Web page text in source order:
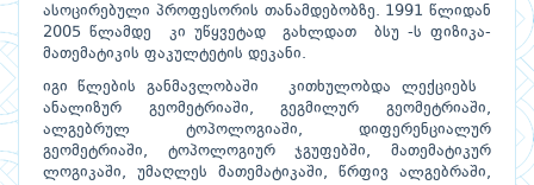
ასოცირებული პროფესორის თანამდებობზე. 1991 წლიდან
2005 წლამდე კი უწყვეტად გახლდათ ბსუ -ს ფიზიკა-
მათემატიკის ფაკულტეტის დეკანი.
იგი წლების განმავლობაში კითხულობდა ლექციებს
ანალიზურ გეომეტრიაში, გეგმილურ გეომეტრიაში,
ალგებრულ ტოპოლოგიაში, დიფერენციალურ
გეომეტრიაში, ტოპოლოგიურ ჯგუფებში, მათემატიკურ
ლოგიკაში, უმაღლეს მათემატიკაში, წრფივ ალგებრაში,